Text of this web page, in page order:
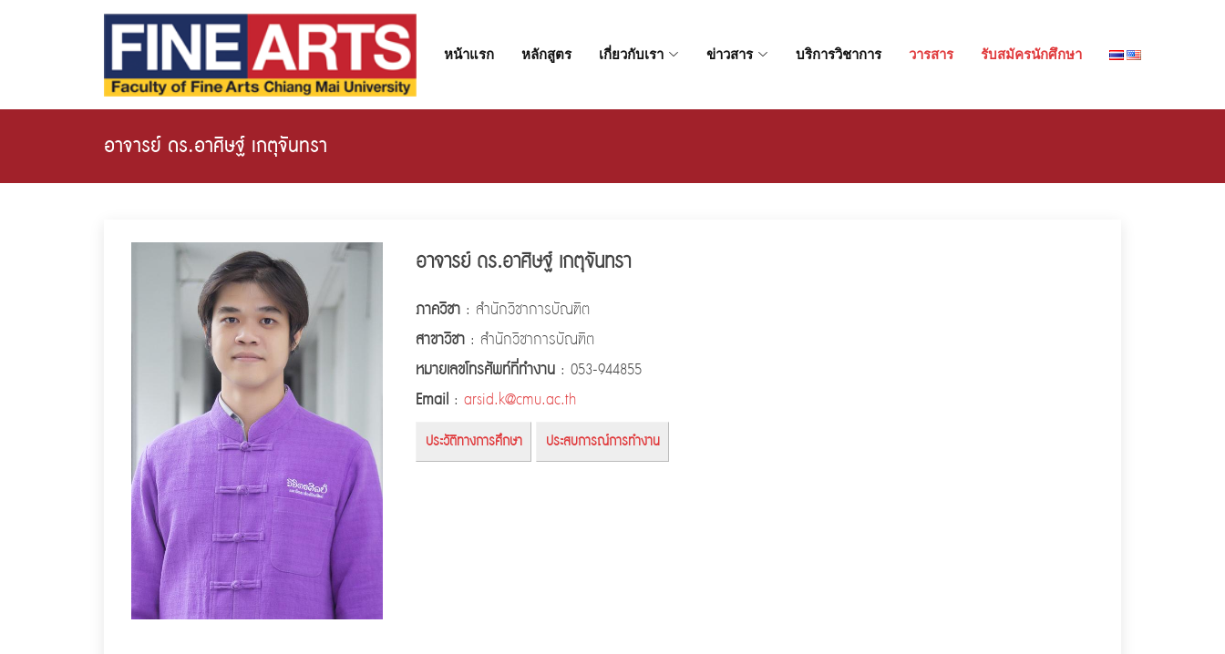
หน้าแรก หลักสูตร เกี่ยวกับเรา ข่าวสาร บริการวิชาการ วารสาร รับสมัครนักศึกษา
อาจารย์ ดร.อาศิษฐ์ เกตุจันทรา
อาจารย์ ดร.อาศิษฐ์ เกตุจันทรา
ภาควิชา : สำนักวิชาการบัณฑิต
สาขาวิชา : สำนักวิชาการบัณฑิต
หมายเลขโทรศัพท์ที่ทำงาน : 053-944855
Email : arsid.k@cmu.ac.th
ประวัติทางการศึกษา ประสบการณ์การทำงาน